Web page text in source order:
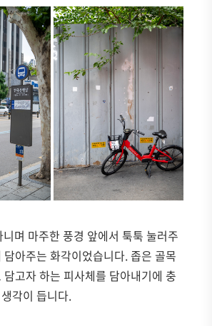
며 마주한 풍경 앞에서 툭툭 눌러주
아주는 화각이었습니다. 좁은 골목
고자 하는 피사체를 담아내기에 충
각이 듭니다.